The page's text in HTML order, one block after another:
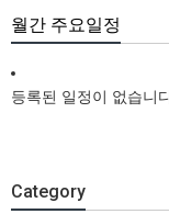
월간 주요일정
등록된 일정이 없습니
Category